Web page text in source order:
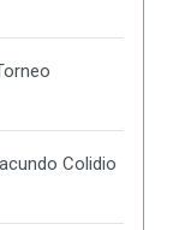
Colidio